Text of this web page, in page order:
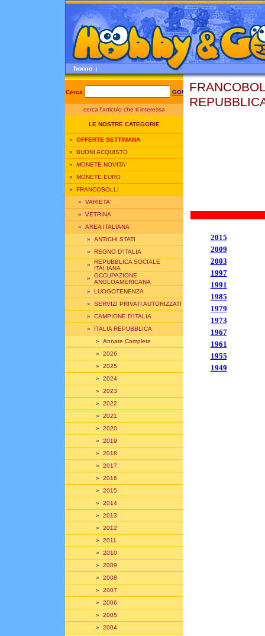
Cerca GO!
cerca l'articolo che ti interessa
LE NOSTRE CATEGORIE
» OFFERTE SETTIMANA
» BUONI ACQUISTO
» MONETE NOVITA'
» MONETE EURO
» FRANCOBOLLI
» VARIETA'
» VETRINA
» AREA ITALIANA
» ANTICHI STATI
» REGNO D'ITALIA
» REPUBBLICA SOCIALE
ITALIANA
» OCCUPAZIONE
ANGLOAMERICANA
» LUOGOTENENZA
» SERVIZI PRIVATI AUTORIZZATI
» CAMPIONE D'ITALIA
» ITALIA REPUBBLICA
» Annate Complete
» 2026
» 2025
» 2024
» 2023
» 2022
» 2021
» 2020
» 2019
» 2018
» 2017
» 2016
» 2015
» 2014
» 2013
» 2012
» 2011
» 2010
» 2009
» 2008
» 2007
» 2006
» 2005
» 2004
2015
2009
2003
1997
1991
1985
1979
1973
1967
1961
1955
1949